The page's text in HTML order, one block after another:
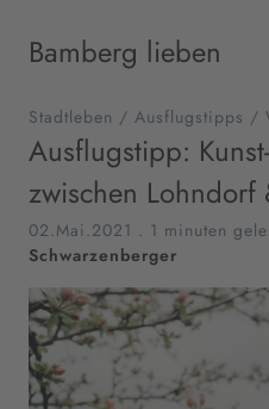
Bamberg lieben
Stadtleben / Ausflugstipps /
Ausflugstipp:
zwischen
02.Mai.2021 . 1 minuten
Schwarzenberger